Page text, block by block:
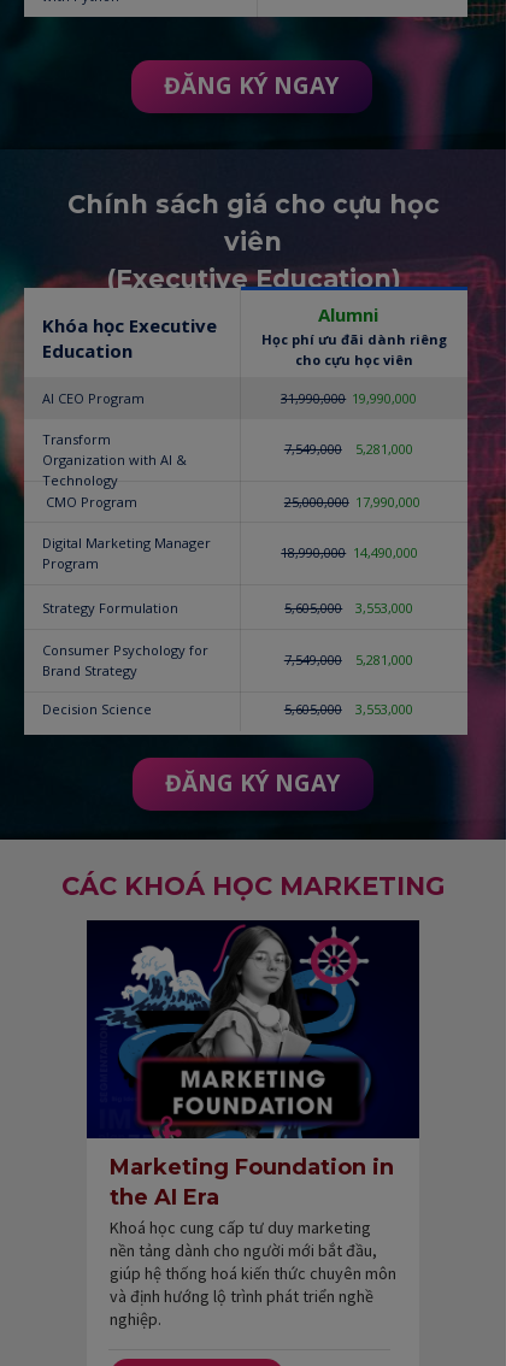
ĐĂNG KÝ NGAY
Chính sách giá cho cựu học
viên
(Executive Education)
ĐĂNG KÝ NGAY
Học phí ưu đãi dành riêng
cho cựu học viên
Khóa học Executive
Education
Alumni
AI CEO Program 19,990,000
31,990,000
Transform
Organization with AI &
Technology
5,281,000
7,549,000
Decision Science 3,553,000
5,605,000
Strategy Formulation 3,553,000
5,605,000
CMO Program 17,990,000
25,000,000
Digital Marketing Manager
Program
14,490,000
18,990,000
Consumer Psychology for
Brand Strategy
5,281,000
7,549,000
Khoá học cung cấp tư duy marketing
nền tảng dành cho người mới bắt đầu,
giúp hệ thống hoá kiến thức chuyên môn
và định hướng lộ trình phát triển nghề
nghiệp.
Marketing Foundation in
the AI Era
CÁC KHOÁ HỌC MARKETING